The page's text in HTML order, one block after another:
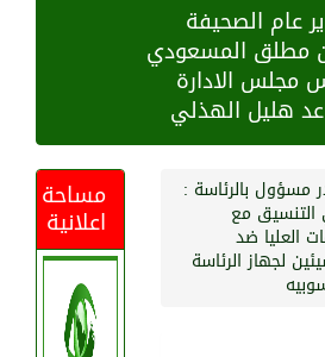
عام الصحيفة
مطلق المسعودي
مجلس الادارة
هليل الهذلي
مساحة
اعلانية
مسؤول بالرئاسة :
التنسيق مع
العليا ضد
لجهاز الرئاسة